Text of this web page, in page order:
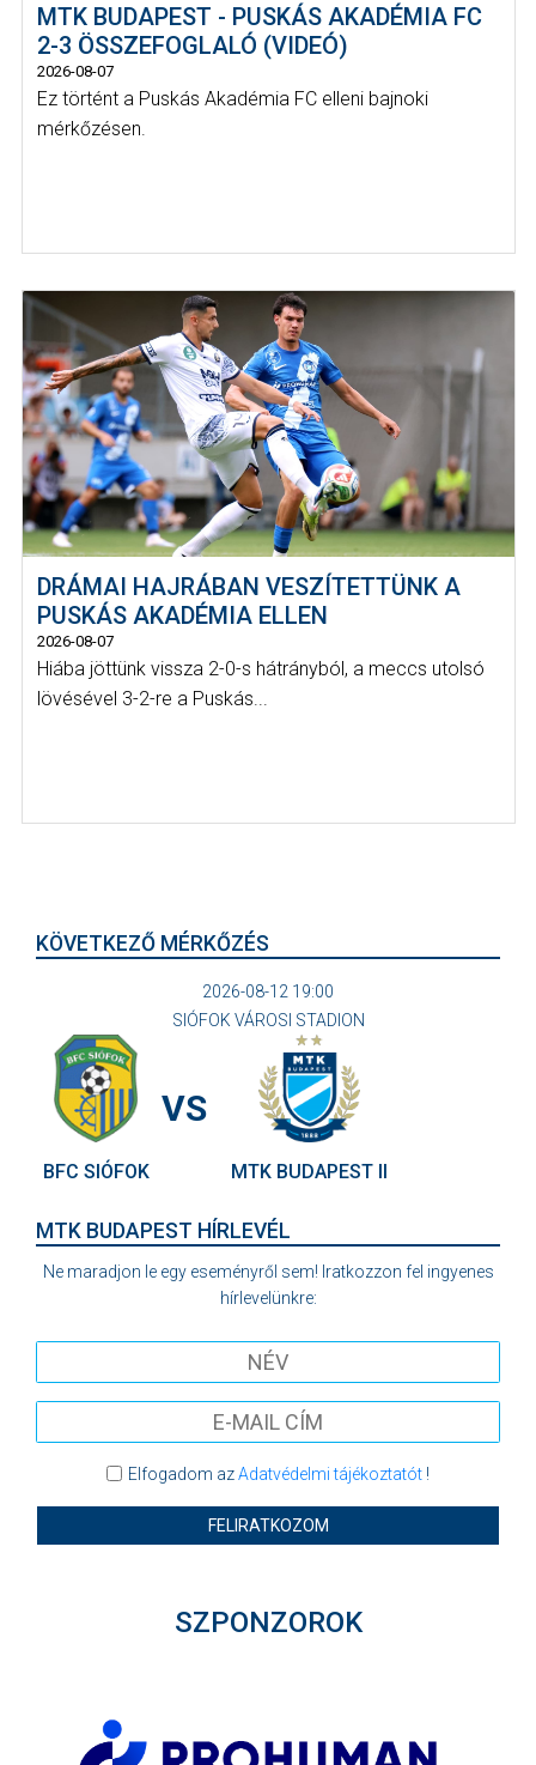
MTK BUDAPEST - PUSKÁS AKADÉMIA FC
2-3 ÖSSZEFOGLALÓ (VIDEÓ)
2026-08-07
Ez történt a Puskás Akadémia FC elleni bajnoki
mérkőzésen.
DRÁMAI HAJRÁBAN VESZÍTETTÜNK A
PUSKÁS AKADÉMIA ELLEN
2026-08-07
Hiába jöttünk vissza 2-0-s hátrányból, a meccs utolsó
lövésével 3-2-re a Puskás...
KÖVETKEZŐ MÉRKŐZÉS
2026-08-12 19:00
SIÓFOK VÁROSI STADION
BFC SIÓFOK
VS
MTK BUDAPEST II
MTK BUDAPEST HÍRLEVÉL
Ne maradjon le egy eseményről sem! Iratkozzon fel ingyenes
hírlevelünkre:
Elfogadom azAdatvédelmi tájékoztatót!
FELIRATKOZOM
SZPONZOROK